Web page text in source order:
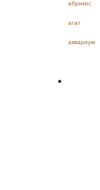
абрикос
агат
аквариум